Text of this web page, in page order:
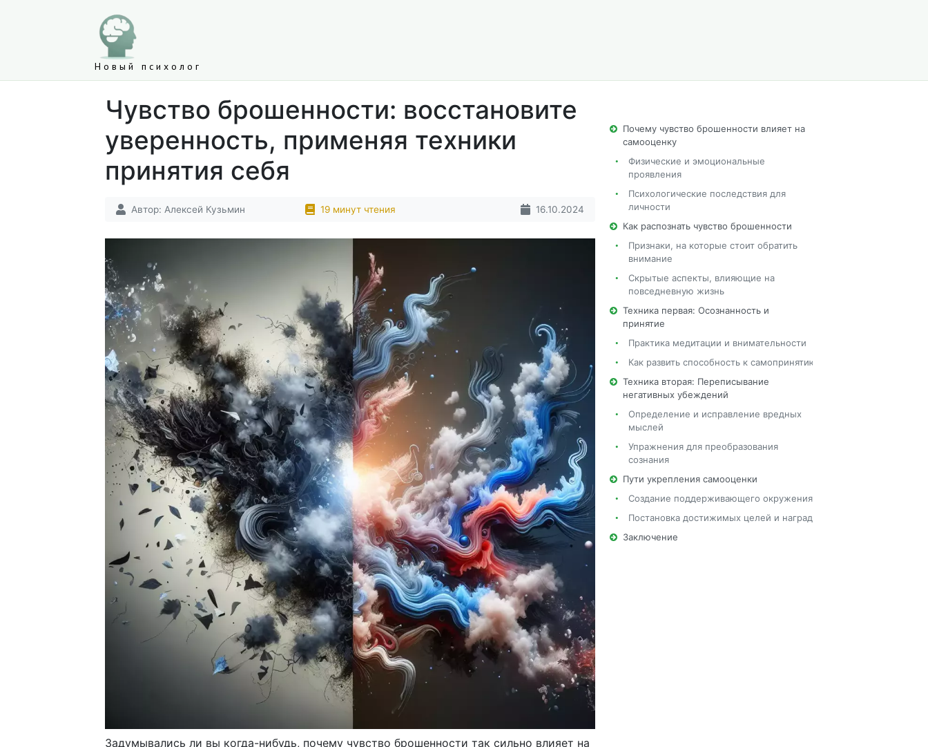
Новый психолог
Чувство брошенности: восстановите
уверенность, применяя техники
принятия себя
Автор: Алексей Кузьмин 19 минут чтения 16.10.2024
Задумывались ли вы когда-нибудь, почему чувство брошенности так сильно влияет на
Почему чувство брошенности влияет на
самооценку
Физические и эмоциональные
проявления
Психологические последствия для
личности
Как распознать чувство брошенности
Признаки, на которые стоит обратить
внимание
Скрытые аспекты, влияющие на
повседневную жизнь
Техника первая: Осознанность и
принятие
Практика медитации и внимательности
Как развить способность к самопринятию
Техника вторая: Переписывание
негативных убеждений
Определение и исправление вредных
мыслей
Упражнения для преобразования
сознания
Пути укрепления самооценки
Создание поддерживающего окружения
Постановка достижимых целей и наград
Заключение